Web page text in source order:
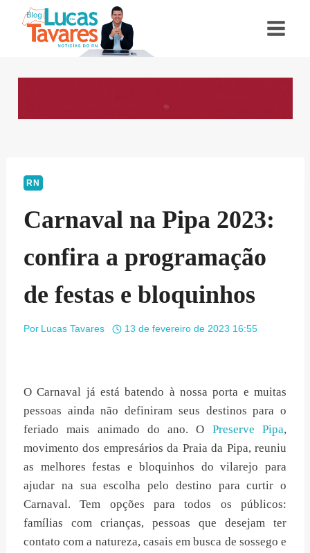
RN
Carnaval na Pipa 2023:
confira a programação
de festas e bloquinhos
Por Lucas Tavares 13 de fevereiro de 2023 16:55
O Carnaval já está batendo à nossa porta e muitas
pessoas ainda não definiram seus destinos para o
feriado mais animado do ano. O Preserve Pipa,
movimento dos empresários da Praia da Pipa, reuniu
as melhores festas e bloquinhos do vilarejo para
ajudar na sua escolha pelo destino para curtir o
Carnaval. Tem opções para todos os públicos:
famílias com crianças, pessoas que desejam ter
contato com a natureza, casais em busca de sossego e